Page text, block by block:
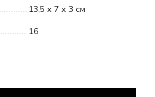
13,5 х 7 х 3 см
16